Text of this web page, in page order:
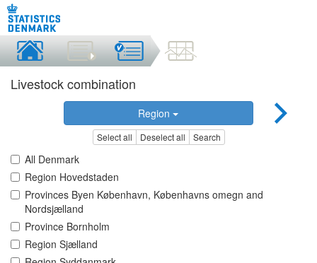
Livestock combination
Region
Select all Deselect all Search
All Denmark
Region Hovedstaden
Provinces Byen København, Københavns omegn and
Nordsjælland
Province Bornholm
Region Sjælland